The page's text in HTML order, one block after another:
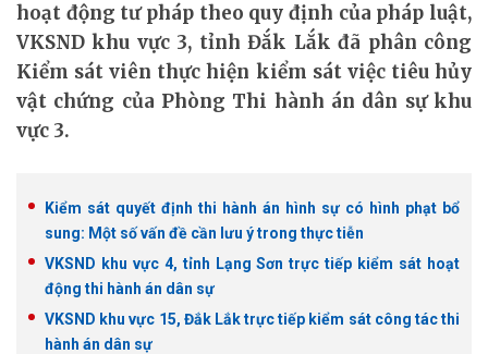
hoạt động tư pháp theo quy định của pháp luật,
VKSND khu vực 3, tỉnh Đắk Lắk đã phân công
Kiểm sát viên thực hiện kiểm sát việc tiêu hủy
vật chứng của Phòng Thi hành án dân sự khu
vực 3.
Kiểm sát quyết định thi hành án hình sự có hình phạt bổ
sung: Một số vấn đề cần lưu ý trong thực tiễn
VKSND khu vực 4, tỉnh Lạng Sơn trực tiếp kiểm sát hoạt
động thi hành án dân sự
VKSND khu vực 15, Đắk Lắk trực tiếp kiểm sát công tác thi
hành án dân sự